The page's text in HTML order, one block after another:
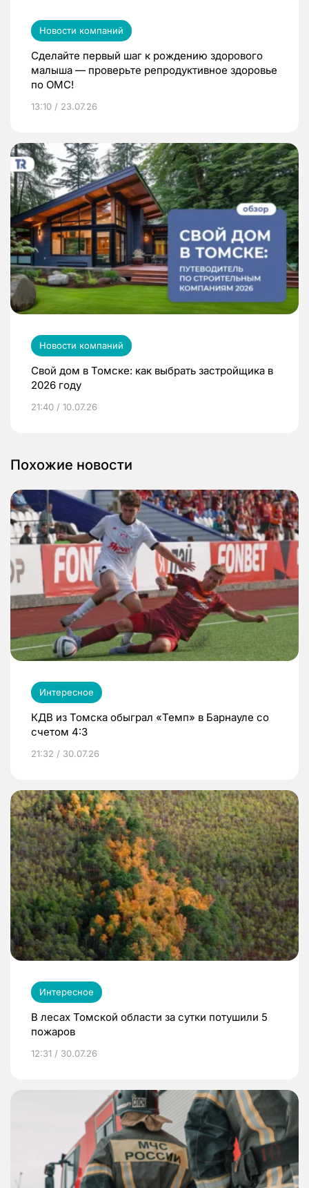
Новости компаний
Сделайте первый шаг к рождению здорового
малыша — проверьте репродуктивное здоровье
по ОМС!
13:10 / 23.07.26
Новости компаний
Свой дом в Томске: как выбрать застройщика в
2026 году
21:40 / 10.07.26
Похожие новости
Интересное
КДВ из Томска обыграл «Темп» в Барнауле со
счетом 4:3
21:32 / 30.07.26
Интересное
В лесах Томской области за сутки потушили 5
пожаров
12:31 / 30.07.26